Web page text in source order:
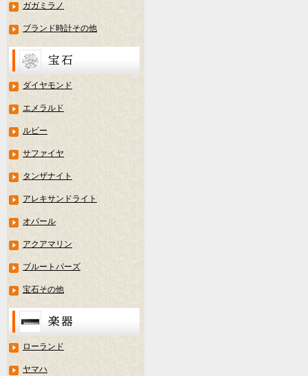
ガガミラノ
ブランド時計その他
ダイヤモンド
エメラルド
ルビー
サファイヤ
タンザナイト
アレキサンドライト
オパール
アクアマリン
ブルートパーズ
宝石その他
ローランド
ヤマハ